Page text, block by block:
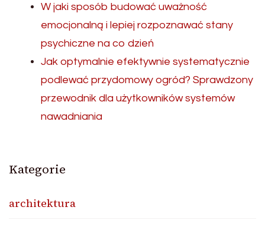
W jaki sposób budować uważność
emocjonalną i lepiej rozpoznawać stany
psychiczne na co dzień
Jak optymalnie efektywnie systematycznie
podlewać przydomowy ogród? Sprawdzony
przewodnik dla użytkowników systemów
nawadniania
Kategorie
architektura